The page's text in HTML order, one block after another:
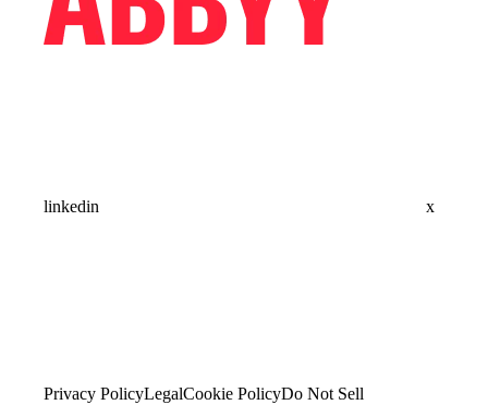
linkedin x
Privacy PolicyLegalCookie PolicyDo Not Sell